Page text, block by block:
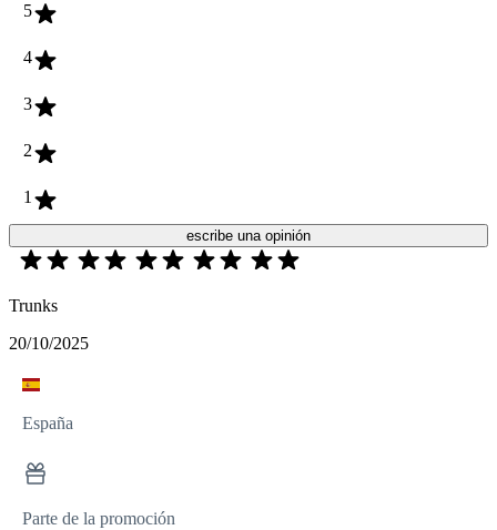
5
4
3
2
1
escribe una opinión
Trunks
20/10/2025
España
Parte de la promoción